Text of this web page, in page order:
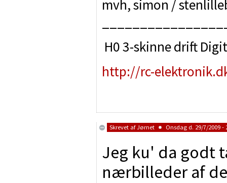
mvh, simon /
H0 3-skinne drift
http://rc-
Skrevet afJørnet Onsdag d. 29/7/2009 -
Jeg ku' da godt
nærbilleder af